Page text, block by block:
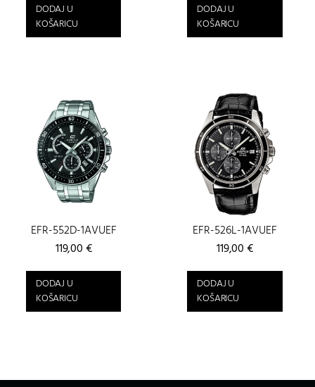
DODAJ U
KOŠARICU
DODAJ U
KOŠARICU
EFR-552D-1AVUEF
119,00€
DODAJ U
KOŠARICU
EFR-526L-1AVUEF
119,00€
DODAJ U
KOŠARICU